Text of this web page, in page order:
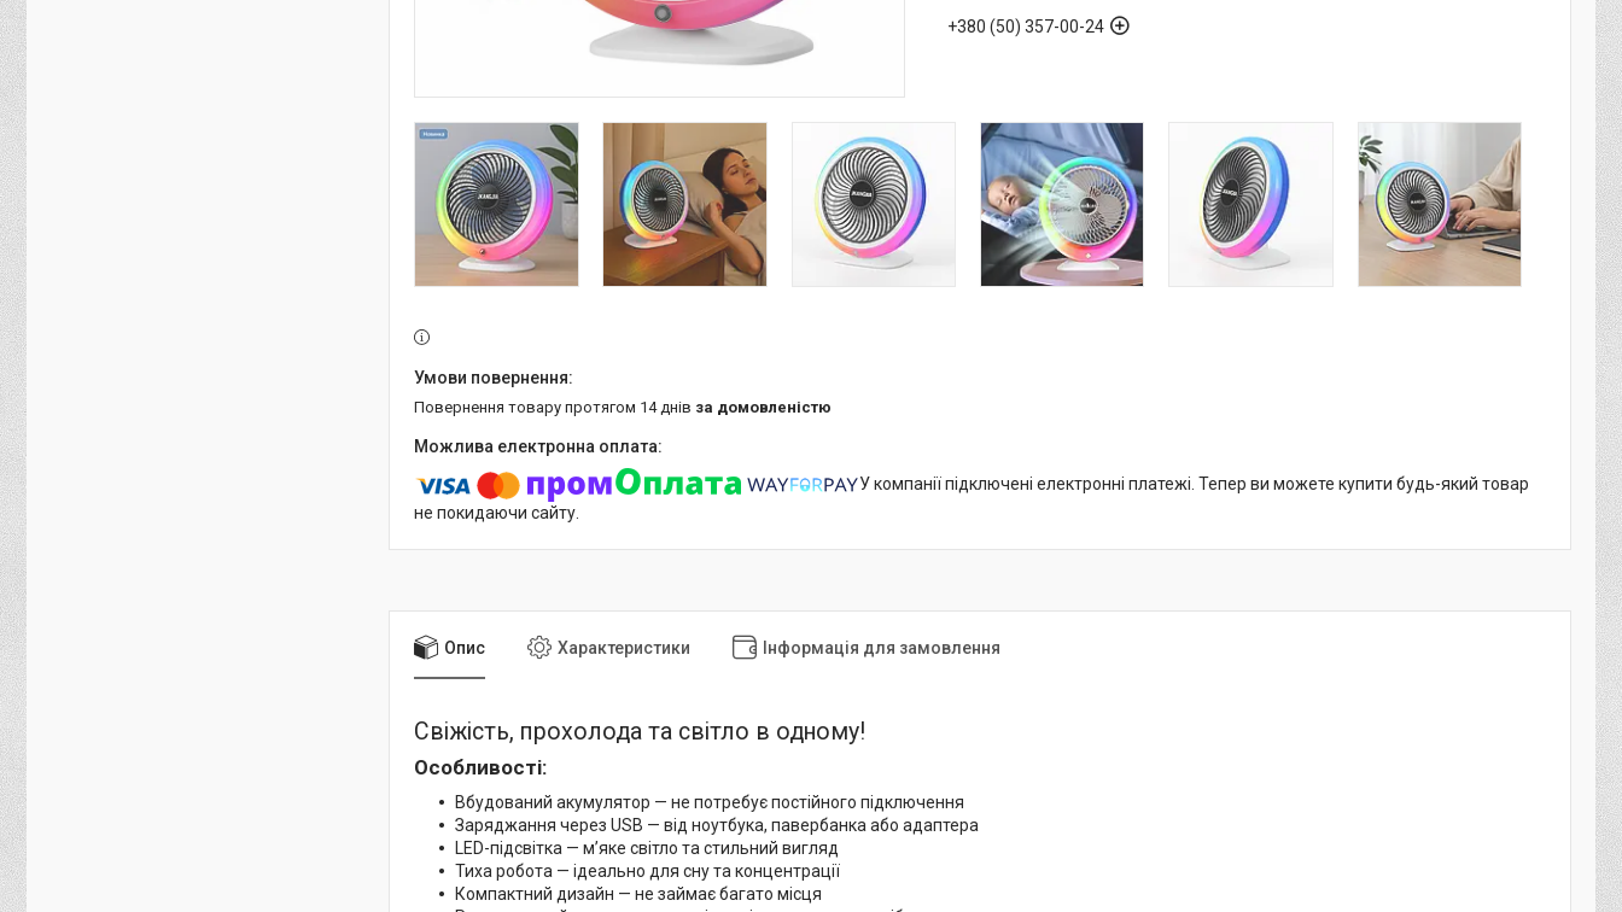
+380 (50) 357-00-24
повернення товару протягом 14 днів за домовленістю
У компанії підключені електронні платежі. Тепер ви можете купити будь-який товар
не покидаючи сайту.
Опис Характеристики Інформація для замовлення
Свіжість, прохолода та світло в одному!
Особливості:
Вбудований акумулятор — не потребує постійного підключення
Заряджання через USB — від ноутбука, павербанка або адаптера
LED-підсвітка — м’яке світло та стильний вигляд
Тиха робота — ідеально для сну та концентрації
Компактний дизайн — не займає багато місця